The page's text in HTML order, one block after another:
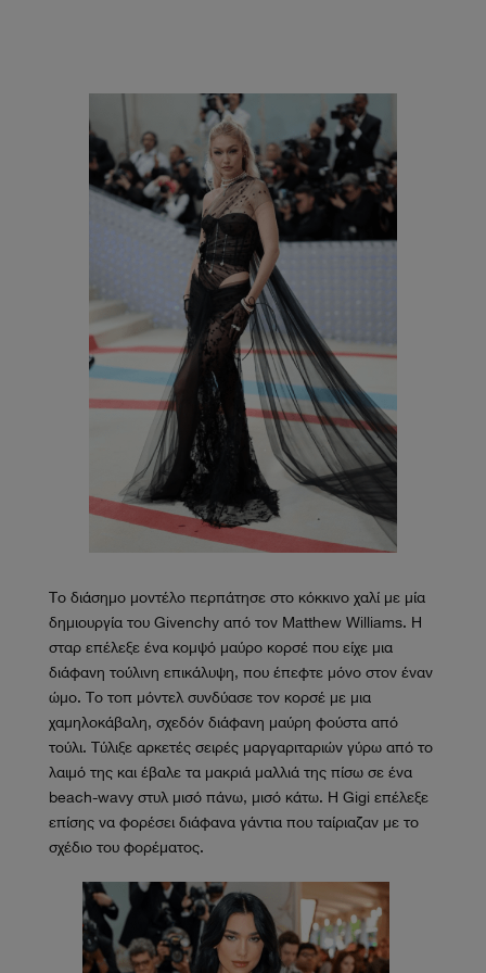
Το διάσημο μοντέλο περπάτησε στο κόκκινο χαλί με μία
δημιουργία του Givenchy από τον Matthew Williams. Η
σταρ επέλεξε ένα κομψό μαύρο κορσέ που είχε μια
διάφανη τούλινη επικάλυψη, που έπεφτε μόνο στον έναν
ώμο. Το τοπ μόντελ συνδύασε τον κορσέ με μια
χαμηλοκάβαλη, σχεδόν διάφανη μαύρη φούστα από
τούλι. Τύλιξε αρκετές σειρές μαργαριταριών γύρω από το
λαιμό της και έβαλε τα μακριά μαλλιά της πίσω σε ένα
beach-wavy στυλ μισό πάνω, μισό κάτω. Η Gigi επέλεξε
επίσης να φορέσει διάφανα γάντια που ταίριαζαν με το
σχέδιο του φορέματος.